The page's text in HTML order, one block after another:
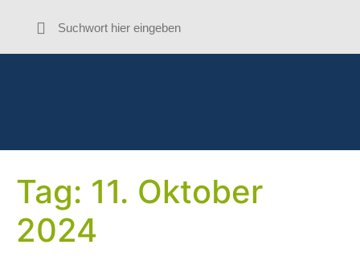
Tag: 11. Oktober
2024